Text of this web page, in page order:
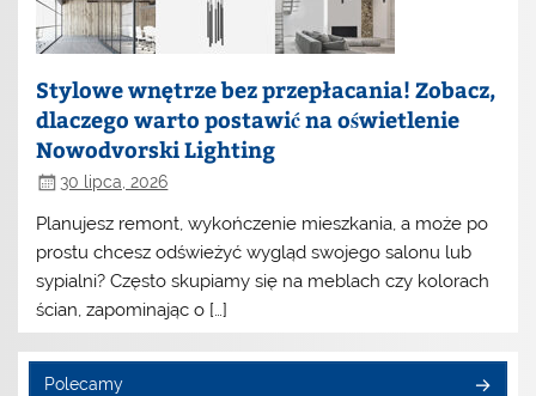
Stylowe wnętrze bez przepłacania! Zobacz,
dlaczego warto postawić na oświetlenie
Nowodvorski Lighting
30 lipca, 2026
Planujesz remont, wykończenie mieszkania, a może po
prostu chcesz odświeżyć wygląd swojego salonu lub
sypialni? Często skupiamy się na meblach czy kolorach
ścian, zapominając o […]
Polecamy